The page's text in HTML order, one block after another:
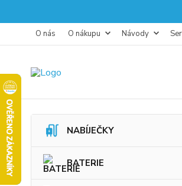
O nás O nákupu Návody
NABÍJEČKY
BATERIE